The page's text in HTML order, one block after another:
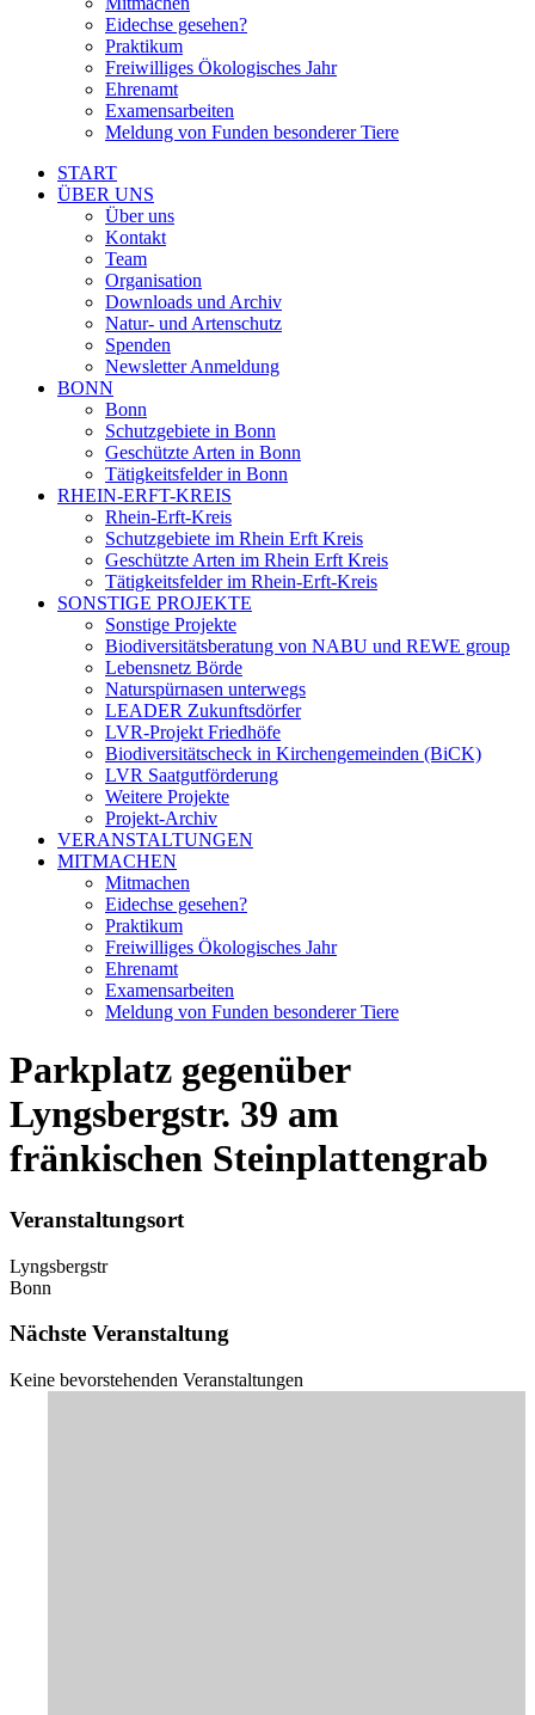
Eidechse gesehen?
Praktikum
Freiwilliges Ökologisches Jahr
Ehrenamt
Examensarbeiten
Meldung von Funden besonderer Tiere
START
ÜBER UNS
Über uns
Kontakt
Team
Organisation
Downloads und Archiv
Natur- und Artenschutz
Spenden
Newsletter Anmeldung
BONN
Bonn
Schutzgebiete in Bonn
Geschützte Arten in Bonn
Tätigkeitsfelder in Bonn
RHEIN-ERFT-KREIS
Rhein-Erft-Kreis
Schutzgebiete im Rhein Erft Kreis
Geschützte Arten im Rhein Erft Kreis
Tätigkeitsfelder im Rhein-Erft-Kreis
SONSTIGE PROJEKTE
Sonstige Projekte
Biodiversitätsberatung von NABU und REWE group
Lebensnetz Börde
Naturspürnasen unterwegs
LEADER Zukunftsdörfer
LVR-Projekt Friedhöfe
Biodiversitätscheck in Kirchengemeinden (BiCK)
LVR Saatgutförderung
Weitere Projekte
Projekt-Archiv
VERANSTALTUNGEN
MITMACHEN
Mitmachen
Eidechse gesehen?
Praktikum
Freiwilliges Ökologisches Jahr
Ehrenamt
Examensarbeiten
Meldung von Funden besonderer Tiere
Parkplatz gegenüber
Lyngsbergstr. 39 am
fränkischen Steinplattengrab
Veranstaltungsort
Lyngsbergstr
Bonn
Nächste Veranstaltung
Keine bevorstehenden Veranstaltungen